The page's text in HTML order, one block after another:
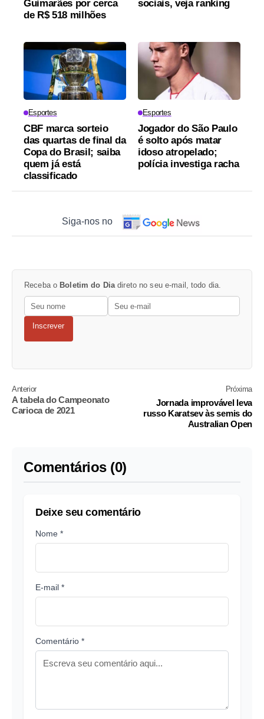
Guimarães por cerca
de R$ 518 milhões
sociais, veja ranking
Esportes
CBF marca sorteio
das quartas de final da
Copa do Brasil; saiba
quem já está
classificado
Esportes
Jogador do São Paulo
é solto após matar
idoso atropelado;
polícia investiga racha
Siga-nos no
Receba o Boletim do Dia direto no seu e-mail, todo dia.
Inscrever
Anterior
A tabela do Campeonato
Carioca de 2021
Próxima
Jornada improvável leva
russo Karatsev às semis do
Australian Open
Comentários (0)
Deixe seu comentário
Nome *
E-mail *
Comentário *